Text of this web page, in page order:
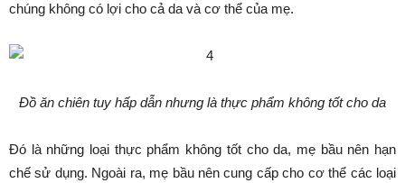
chúng không có lợi cho cả da và cơ thể của mẹ.
Đồ ăn chiên tuy hấp dẫn nhưng là thực phẩm không tốt cho da
Đó là những loại thực phẩm không tốt cho da, mẹ bầu nên hạn
chế sử dụng. Ngoài ra, mẹ bầu nên cung cấp cho cơ thể các loại